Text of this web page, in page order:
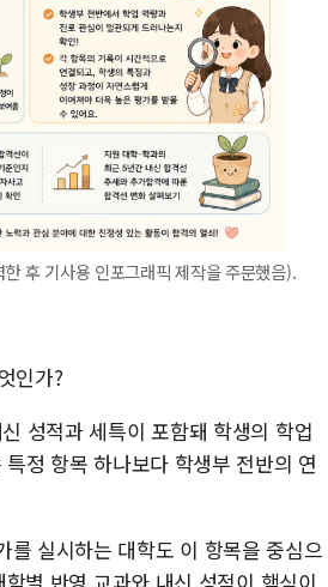
후 기사용 인포그래픽 제작을 주문했음).
인가?
성적과 세특이 포함돼 학생의 학업
정 항목 하나보다 학생부 전반의 연
실시하는 대학도 이 항목을 중심으